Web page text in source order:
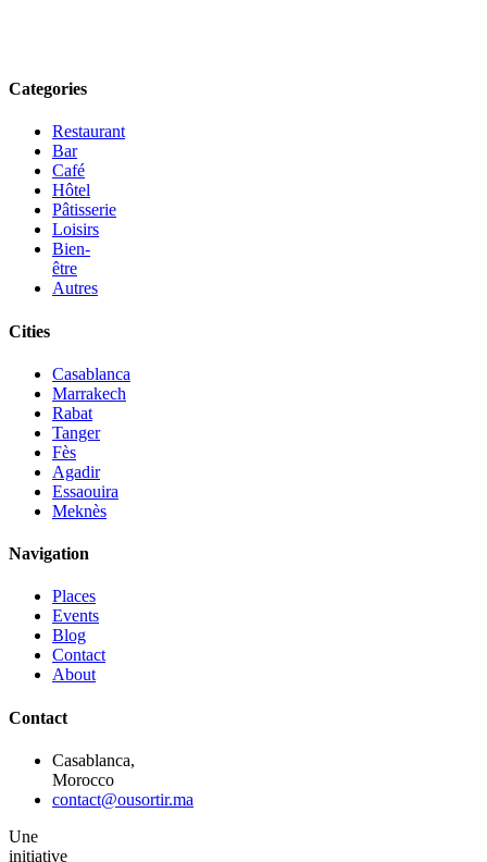
Categories
Restaurant
Bar
Café
Hôtel
Pâtisserie
Loisirs
Bien-
être
Autres
Cities
Casablanca
Marrakech
Rabat
Tanger
Fès
Agadir
Essaouira
Meknès
Navigation
Places
Events
Blog
Contact
About
Contact
Casablanca,
Morocco
contact@ousortir.ma
Une
initiative